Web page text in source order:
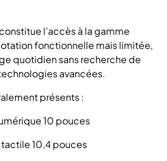
l’accès à la gamme
fonctionnelle mais limitée,
quotidien sans recherche de
avancées.
présents :
10 pouces
10,4 pouces